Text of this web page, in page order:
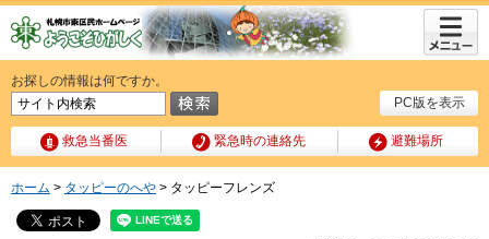
PC版を表示
お探しの情報は何ですか。
救急当番医 緊急時の連絡先 避難場所
メニュ
ー
ホーム > タッピーのへや > タッピーフレンズ